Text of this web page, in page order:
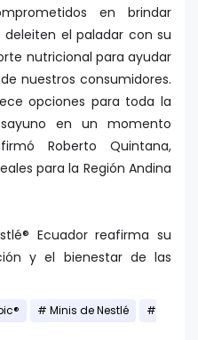
en brindar
el paladar con su
nutricional para ayudar
nuestros consumidores.
opciones para toda la
en un momento
Roberto Quintana,
para la Región Andina
Ecuador reafirma su
y el bienestar de las
Minis de Nestlé